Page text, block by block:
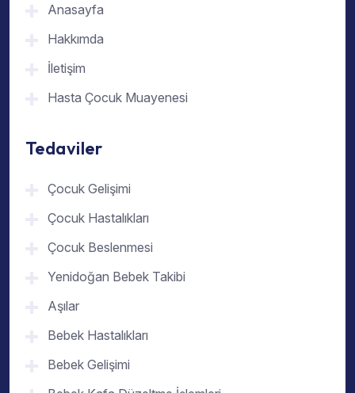
Anasayfa
Hakkımda
İletişim
Hasta Çocuk Muayenesi
Tedaviler
Çocuk Gelişimi
Çocuk Hastalıkları
Çocuk Beslenmesi
Yenidoğan Bebek Takibi
Aşılar
Bebek Hastalıkları
Bebek Gelişimi